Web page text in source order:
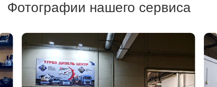
Фотографии нашего сервиса